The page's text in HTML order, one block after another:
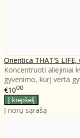
Orientica THAT'S LIFE,
Koncentruoti aliejiniai
gyvenimo, kurį verta
€1000
Į norų sąrašą